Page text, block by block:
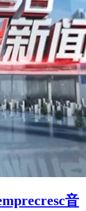
音